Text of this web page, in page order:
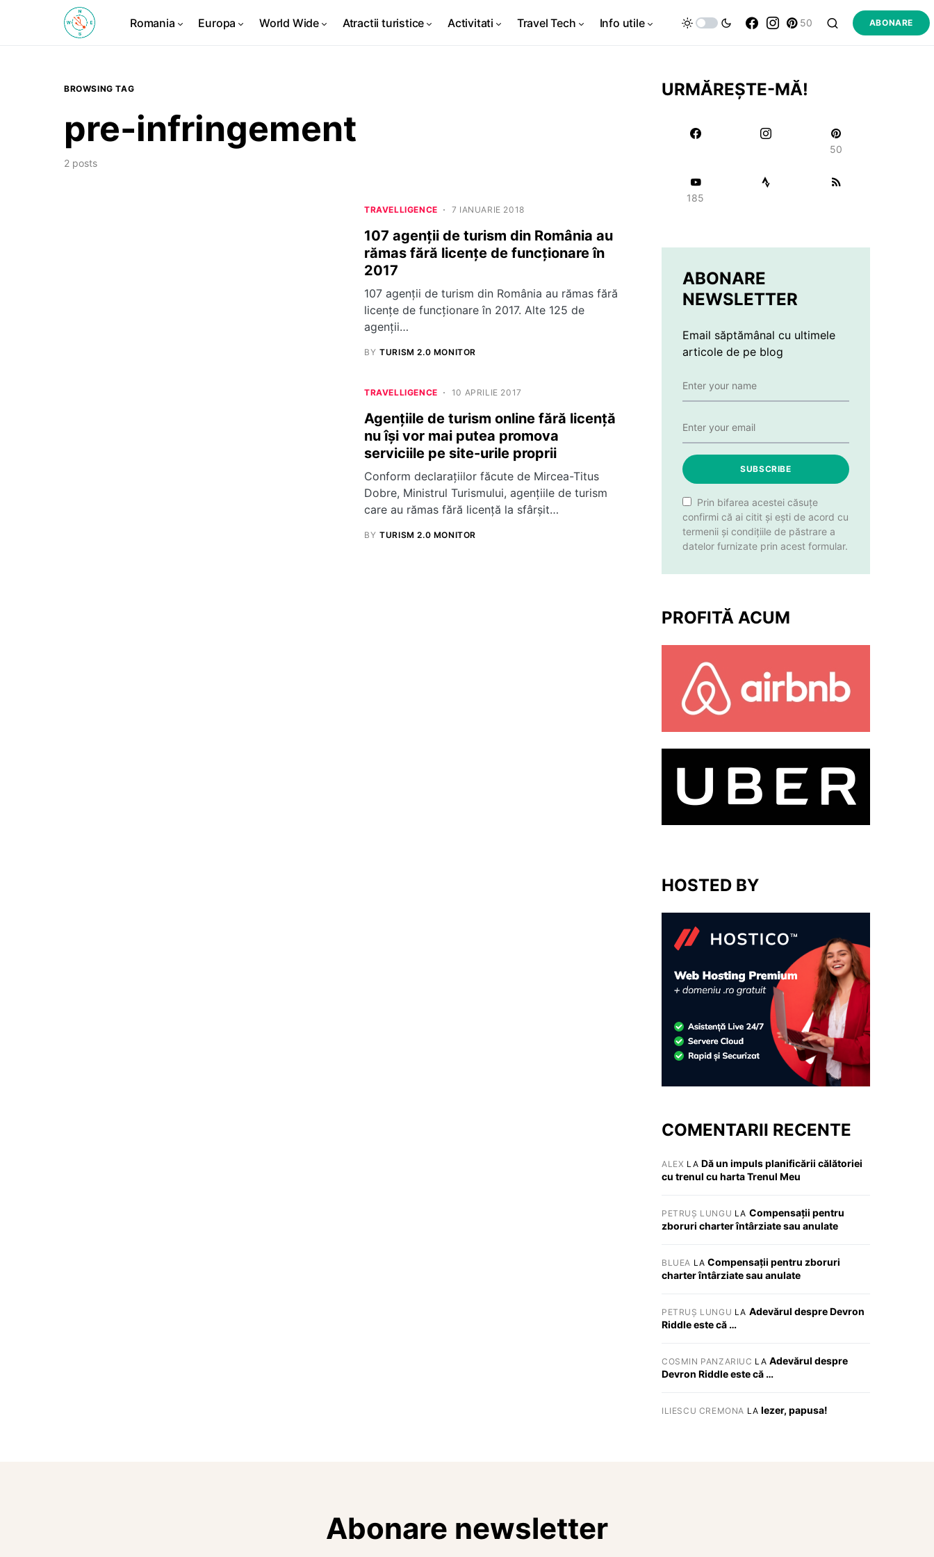
Romania Europa World Wide Atractii turistice Activitati Travel Tech Info utile 50 ABONARE
BROWSING TAG
pre-infringement
2 posts
TRAVELLIGENCE 7 IANUARIE 2018
107 agenţii de turism din România au
rămas fără licenţe de funcţionare în
2017
107 agenţii de turism din România au rămas fără
licenţe de funcţionare în 2017. Alte 125 de
agenții…
BY TURISM 2.0 MONITOR
TRAVELLIGENCE 10 APRILIE 2017
Agențiile de turism online fără licență
nu își vor mai putea promova
serviciile pe site-urile proprii
Conform declarațiilor făcute de Mircea-Titus
Dobre, Ministrul Turismului, agențiile de turism
care au rămas fără licență la sfârșit…
BY TURISM 2.0 MONITOR
URMĂREȘTE-MĂ!
50
185
ABONARE
NEWSLETTER
Email săptămânal cu ultimele
articole de pe blog
SUBSCRIBE
Prin bifarea acestei căsuțe
confirmi că ai citit și ești de acord cu
termenii și condițiile de păstrare a
datelor furnizate prin acest formular.
PROFITĂ ACUM
HOSTED BY
COMENTARII RECENTE
ALEX LA Dă un impuls planificării călătoriei
cu trenul cu harta Trenul Meu
PETRUȘ LUNGU LA Compensații pentru
zboruri charter întârziate sau anulate
BLUEA LACompensații pentru zboruri
charter întârziate sau anulate
PETRUȘ LUNGU LA Adevărul despre Devron
Riddle este că …
COSMIN PANZARIUC LA Adevărul despre
Devron Riddle este că …
ILIESCU CREMONA LA Iezer, papusa!
Abonare newsletter